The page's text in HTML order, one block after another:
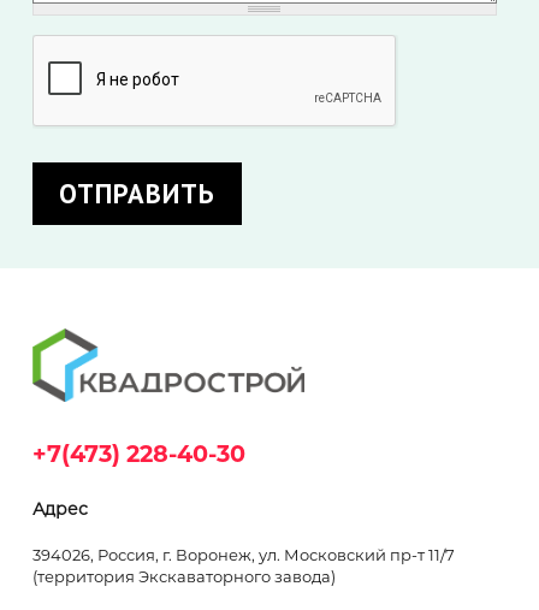
+7(473) 228-40-30
Адрес
394026, Россия, г. Воронеж, ул. Московский пр-т 11/7
(территория Экскаваторного завода)